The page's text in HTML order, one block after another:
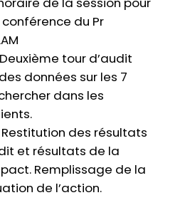
du Pr
tour d’audit
données sur les 7
dans les
Restitution des résultats
et résultats de la
Remplissage de la
de l’action.